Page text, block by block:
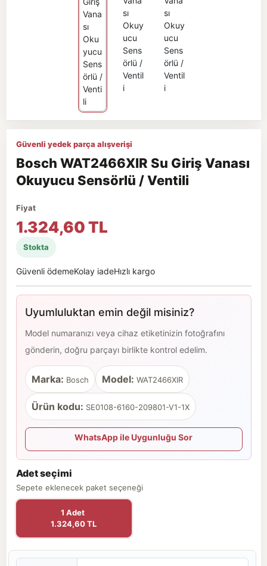
Güvenli yedek parça alışverişi
Bosch WAT2466XIR Su Giriş Vanası
Okuyucu Sensörlü / Ventili
Fiyat
1.324,60 TL
Stokta
Güvenli ödemeKolay iadeHızlı kargo
Uyumluluktan emin değil misiniz?
Model numaranızı veya cihaz etiketinizin fotoğrafını
gönderin, doğru parçayı birlikte kontrol edelim.
Marka: Bosch Model: WAT2466XIR
Ürün kodu: SE0108-6160-209801-V1-1X
WhatsApp ile Uygunluğu Sor
Adet seçimi
Sepete eklenecek paket seçeneği
1 Adet
1.324,60 TL